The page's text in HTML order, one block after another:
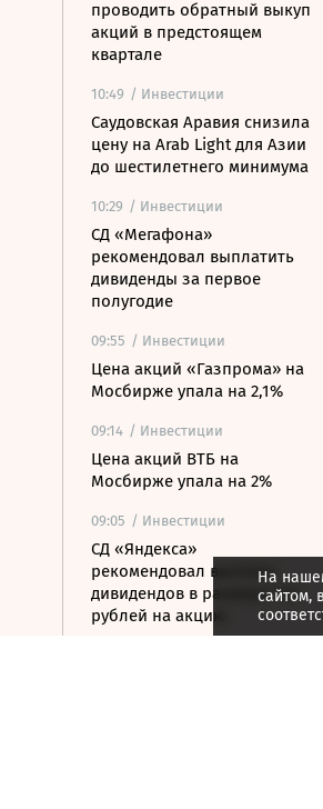
проводить обратный выкуп
акций в предстоящем
квартале
10:49 / Инвестиции
Саудовская Аравия снизила
цену на Arab Light для Азии
до шестилетнего минимума
10:29 / Инвестиции
СД «Мегафона»
рекомендовал выплатить
дивиденды за первое
полугодие
09:55 / Инвестиции
Цена акций «Газпрома» на
Мосбирже упала на 2,1%
09:14 / Инвестиции
Цена акций ВТБ на
Мосбирже упала на 2%
09:05 / Инвестиции
СД «Яндекса»
рекомендовал выплату
дивидендов в размере 110
рублей на акцию
На
сайтом,